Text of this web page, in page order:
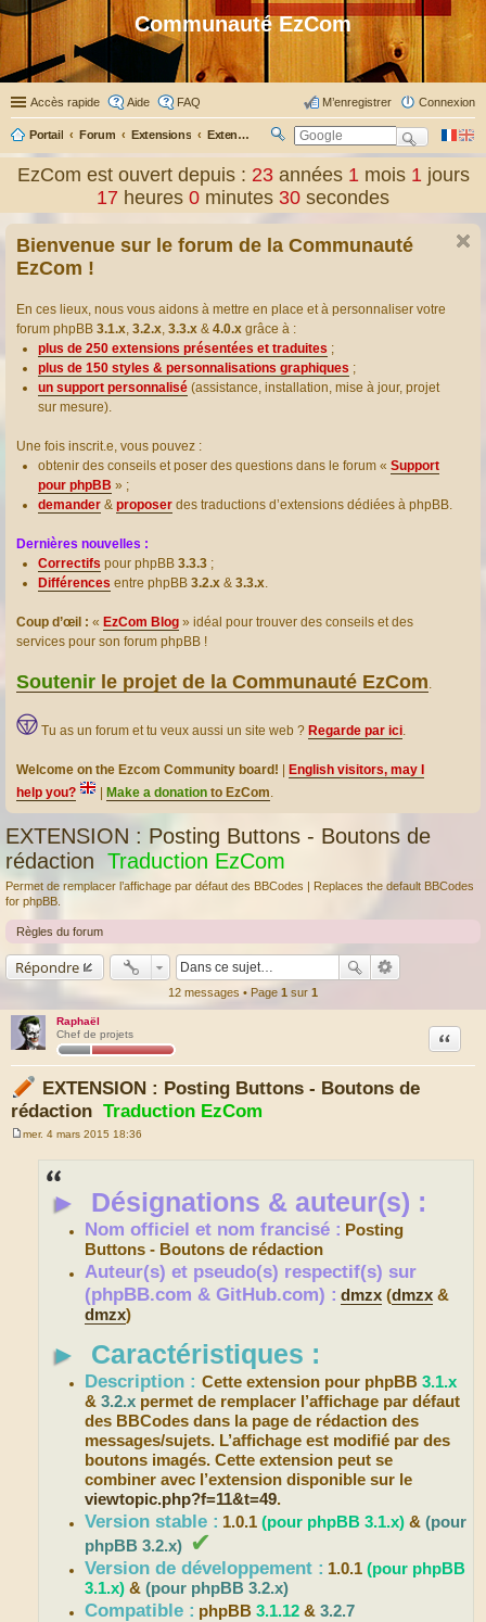
Communauté EzCom
Accès rapide Aide FAQ Connexion
M’enregistrer
Portail Forum Extensions Extensions présentées & traduites
ec
ch
er
EzCom est ouvert depuis : 23 années1 mois1 jours
17 heures 0 minutes 31 secondes
Bienvenue sur le forum de la Communauté
EzCom !
En ces lieux, nous vous aidons à mettre en place et à personnaliser votre
forum phpBB 3.1.x, 3.2.x, 3.3.x & 4.0.x grâce à :
plus de 250 extensions présentées et traduites ;
plus de 150 styles & personnalisations graphiques ;
un support personnalisé (assistance, installation, mise à jour, projet
sur mesure).
Une fois inscrit.e, vous pouvez :
obtenir des conseils et poser des questions dans le forum « Support
pour phpBB » ;
demander & proposer des traductions d’extensions dédiées à phpBB.
Dernières nouvelles :
Correctifs pour phpBB 3.3.3 ;
Différences entre phpBB 3.2.x & 3.3.x.
Coup d’œil : « EzCom Blog » idéal pour trouver des conseils et des
services pour son forum phpBB !
Soutenir le projet de la Communauté EzCom.
Tu as un forum et tu veux aussi un site web ? Regarde par ici.
Welcome on the Ezcom Community board!
English visitors, may I
help you?
Make a donation to EzCom.
EXTENSION : Posting Buttons - Boutons de
rédaction Traduction EzCom
Permet de remplacer l’affichage par défaut des BBCodes | Replaces the default BBCodes
for phpBB.
Règles du forum
Répondre
12 messages • Page 1 sur 1
Raphaël
Chef de projets
EXTENSION : Posting Buttons - Boutons de
rédaction Traduction EzCom
Citation
mer. 4 mars 2015 18:36
► Désignations & auteur(s) :
Nom officiel et nom francisé : Posting
Buttons - Boutons de rédaction
Auteur(s) et pseudo(s) respectif(s) sur
(phpBB.com & GitHub.com) : dmzx (dmzx &
dmzx)
► Caractéristiques :
Description :Cette extension pour phpBB3.1.x
&3.2.x permet de remplacer l’affichage par défaut
des BBCodes dans la page de rédaction des
messages/sujets. L’affichage est modifié par des
boutons imagés. Cette extension peut se
combiner avec l’extension disponible sur le
viewtopic.php?f=11&t=49.
Version stable : 1.0.1(pour phpBB 3.1.x) &(pour
phpBB 3.2.x) ✔
Version de développement : 1.0.1(pour phpBB
3.1.x) &(pour phpBB 3.2.x)
Compatible : phpBB3.1.12 &3.2.7